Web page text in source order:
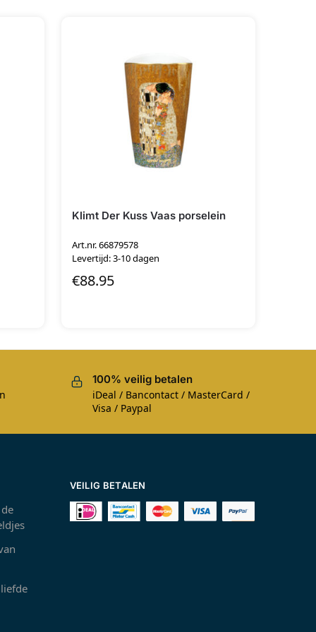
Klimt Der Kuss Vaas porselein
Art.nr. 66879578
Levertijd: 3-10 dagen
€88.95
100% veilig betalen
iDeal / Bancontact / MasterCard /
Visa / Paypal
VEILIG BETALEN